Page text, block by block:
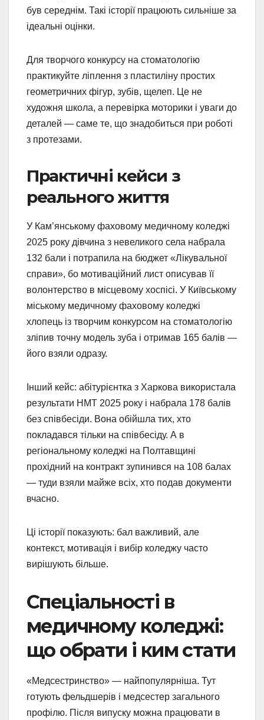
був середнім. Такі історії працюють сильніше за
ідеальні оцінки.
Для творчого конкурсу на стоматологію
практикуйте ліплення з пластиліну простих
геометричних фігур, зубів, щелеп. Це не
художня школа, а перевірка моторики і уваги до
деталей — саме те, що знадобиться при роботі
з протезами.
Практичні кейси з
реального життя
У Кам’янському фаховому медичному коледжі
2025 року дівчина з невеликого села набрала
132 бали і потрапила на бюджет «Лікувальної
справи», бо мотиваційний лист описував її
волонтерство в місцевому хоспісі. У Київському
міському медичному фаховому коледжі
хлопець із творчим конкурсом на стоматологію
зліпив точну модель зуба і отримав 165 балів —
його взяли одразу.
Інший кейс: абітурієнтка з Харкова використала
результати НМТ 2025 року і набрала 178 балів
без співбесіди. Вона обійшла тих, хто
покладався тільки на співбесіду. А в
регіональному коледжі на Полтавщині
прохідний на контракт зупинився на 108 балах
— туди взяли майже всіх, хто подав документи
вчасно.
Ці історії показують: бал важливий, але
контекст, мотивація і вибір коледжу часто
вирішують більше.
Спеціальності в
медичному коледжі:
що обрати і ким стати
«Медсестринство» — найпопулярніша. Тут
готують фельдшерів і медсестер загального
профілю. Після випуску можна працювати в